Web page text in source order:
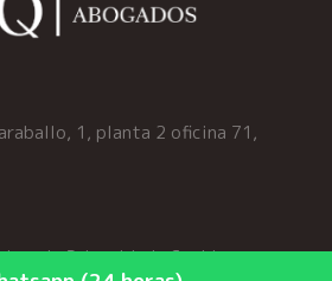
1, planta 2 oficina 71,
Legal·Privacidad·Cookies